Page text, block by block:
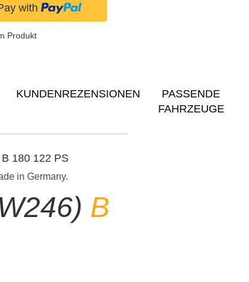
Produkt
KUNDENREZENSIONEN
PASSENDE
FAHRZEUGE
180 122 PS
in Germany.
B